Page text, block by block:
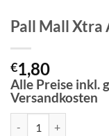
Pall Mall Xtra
€1,80
Alle Preise inkl.
Versandkosten